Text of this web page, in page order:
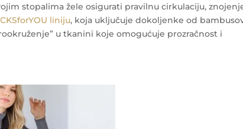
stopalima žele osigurati pravilnu cirkulaciju,
liniju, koja uključuje dokoljenke od
u tkanini koje omogućuje prozračnost i